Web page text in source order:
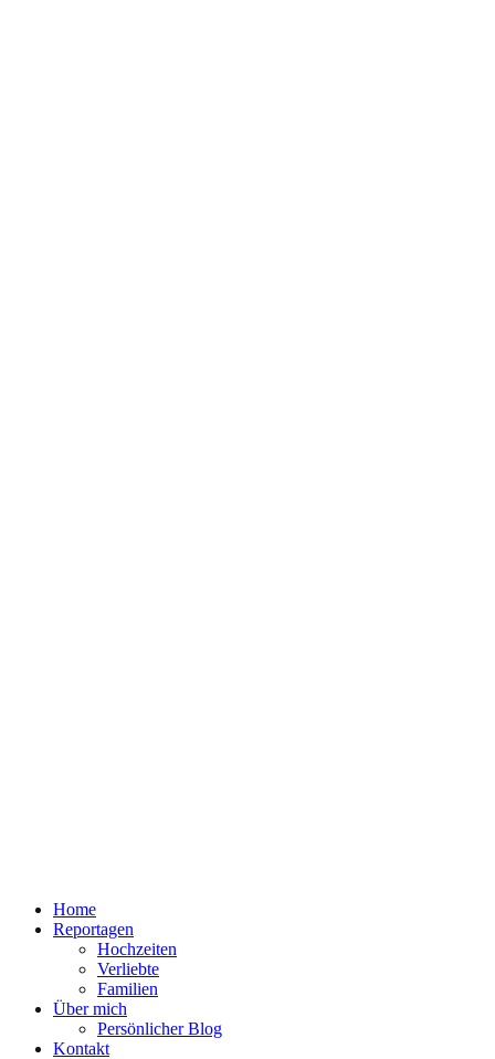
Home
Reportagen
Hochzeiten
Verliebte
Familien
Über mich
Persönlicher Blog
Kontakt